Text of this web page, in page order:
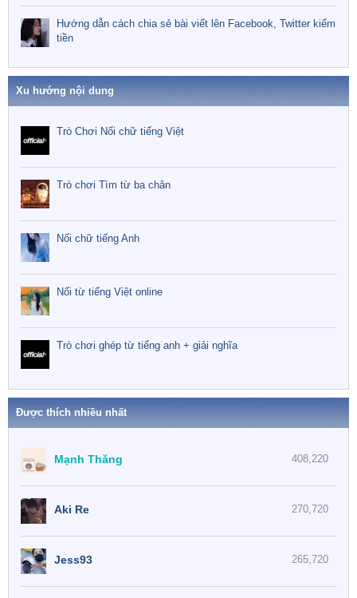
Hướng dẫn cách chia sẻ bài viết lên Facebook, Twitter kiếm
tiền
Xu hướng nội dung
Trò Chơi Nối chữ tiếng Việt
Trò chơi Tìm từ ba chân
Nối chữ tiếng Anh
Nối từ tiếng Việt online
Trò chơi ghép từ tiếng anh + giải nghĩa
Được thích nhiều nhất
408,220
Mạnh Thăng
270,720
Aki Re
265,720
Jess93